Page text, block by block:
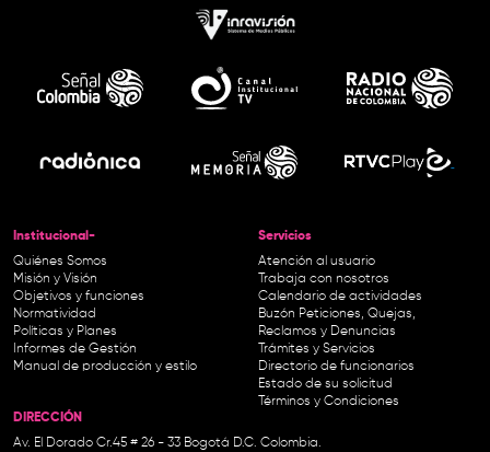
Institucional-
Quiénes Somos
Misión y Visión
Objetivos y funciones
Normatividad
Políticas y Planes
Informes de Gestión
Manual de producción y estilo
Servicios
Atención al usuario
Trabaja con nosotros
Calendario de actividades
Buzón Peticiones, Quejas,
Reclamos y Denuncias
Trámites y Servicios
Directorio de funcionarios
Estado de su solicitud
Términos y Condiciones
DIRECCIÓN
Av. El Dorado Cr.45 # 26 - 33 Bogotá D.C. Colombia.